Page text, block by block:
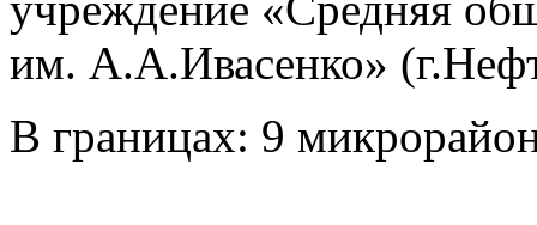
им. А.А.Ивасенко»
В границах: 9